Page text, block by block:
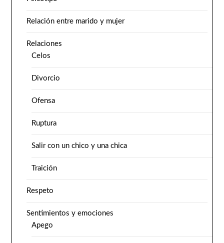
Relación entre marido y mujer
Relaciones
Celos
Divorcio
Ofensa
Ruptura
Salir con un chico y una chica
Traición
Respeto
Sentimientos y emociones
Apego